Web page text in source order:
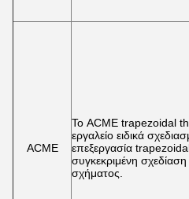
ACME
Το ACME trapezoidal
εργαλείο ειδικά
επεξεργασία
συγκεκριμένη σχεδίαση
σχήματος.